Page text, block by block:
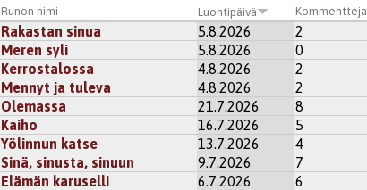
Runon nimi Luontipäivä Kommentteja
Rakastan sinua 5.8.2026 2
Meren syli 5.8.2026 0
Kerrostalossa 4.8.2026 2
Mennyt ja tuleva 4.8.2026 2
Olemassa 21.7.2026 8
Kaiho 16.7.2026 5
Yölinnun katse 13.7.2026 4
Sinä, sinusta, sinuun 9.7.2026 7
Elämän karuselli 6.7.2026 6